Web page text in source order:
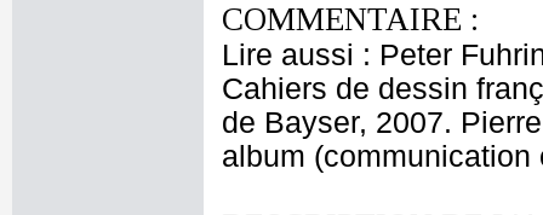
COMMENTAIRE :
Lire aussi : Peter
Cahiers de dessin
de Bayser, 2007.
album